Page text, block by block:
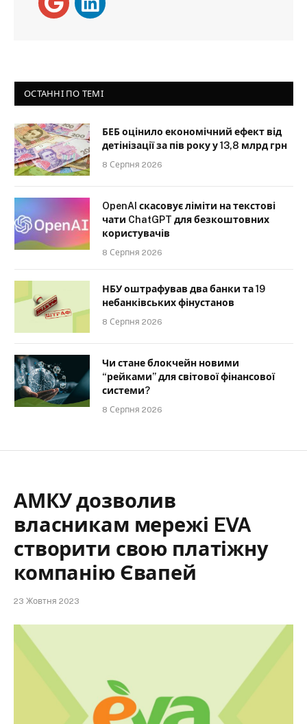
ОСТАННІ ПО ТЕМІ
БЕБ оцінило економічний ефект від
детінізації за пів року у 13,8 млрд грн
8 Серпня 2026
OpenAI скасовує ліміти на текстові
чати ChatGPT для безкоштовних
користувачів
8 Серпня 2026
НБУ оштрафував два банки та 19
небанківських фінустанов
8 Серпня 2026
Чи стане блокчейн новими
“рейками” для світової фінансової
системи?
8 Серпня 2026
АМКУ дозволив
власникам мережі EVA
створити свою платіжну
компанію Євапей
23 Жовтня 2023